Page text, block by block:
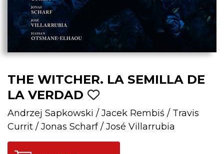
THE WITCHER. LA SEMILLA DE
LA VERDAD
Andrzej Sapkowski / Jacek Rembiś / Travis
Currit / Jonas Scharf/ José Villarrubia